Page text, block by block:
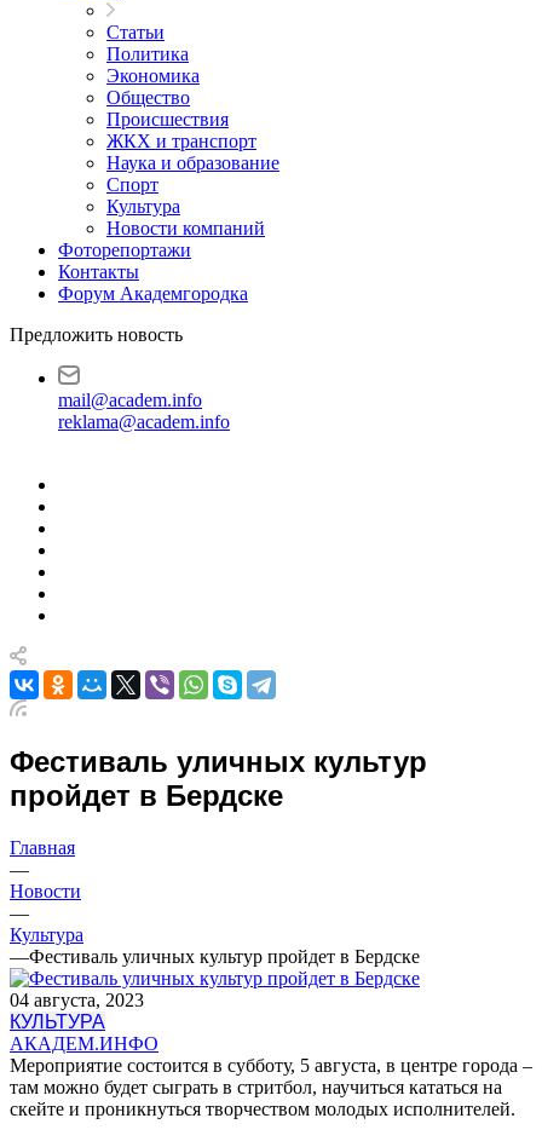
Статьи
Политика
Экономика
Общество
Происшествия
ЖКХ и транспорт
Наука и образование
Спорт
Культура
Новости компаний
Фоторепортажи
Контакты
Форум Академгородка
Предложить новость
mail@academ.info
reklama@academ.info
Фестиваль уличных культур
пройдет в Бердске
Главная
—
Новости
—
Культура
—Фестиваль уличных культур пройдет в Бердске
04 августа, 2023
КУЛЬТУРА
АКАДЕМ.ИНФО
Мероприятие состоится в субботу, 5 августа, в центре города –
там можно будет сыграть в стритбол, научиться кататься на
скейте и проникнуться творчеством молодых исполнителей.